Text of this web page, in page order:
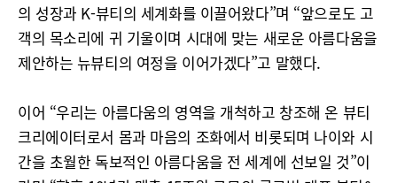
의 성장과 K-뷰티의 세계화를 이끌어왔다”며 “앞으로도 고
객의 목소리에 귀 기울이며 시대에 맞는 새로운 아름다움을
제안하는 뉴뷰티의 여정을 이어가겠다”고 말했다.
이어 “우리는 아름다움의 영역을 개척하고 창조해 온 뷰티
크리에이터로서 몸과 마음의 조화에서 비롯되며 나이와 시
간을 초월한 독보적인 아름다움을 전 세계에 선보일 것”이